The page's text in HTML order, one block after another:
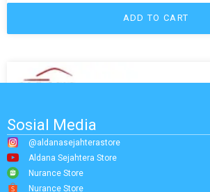
ADD TO CART
Sosial Media
@aldanasejahterastore
Aldana Sejahtera Store
Nurance Store
Nurance Store